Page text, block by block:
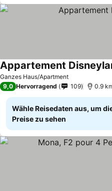
Ganzes Haus/Apartment
Appartement
9,0 Hervorragend 109 0.9
Wähle Reisedaten aus, um
Preise zu sehen